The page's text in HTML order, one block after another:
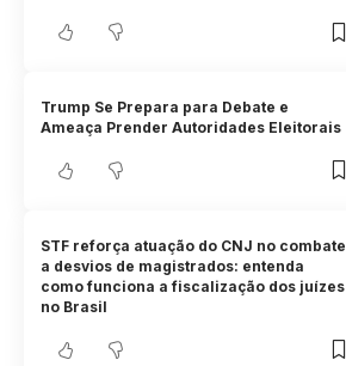
Trump Se Prepara para Debate e
Ameaça Prender Autoridades Eleitorais
STF reforça atuação do CNJ no combate
a desvios de magistrados: entenda
como funciona a fiscalização dos juízes
no Brasil